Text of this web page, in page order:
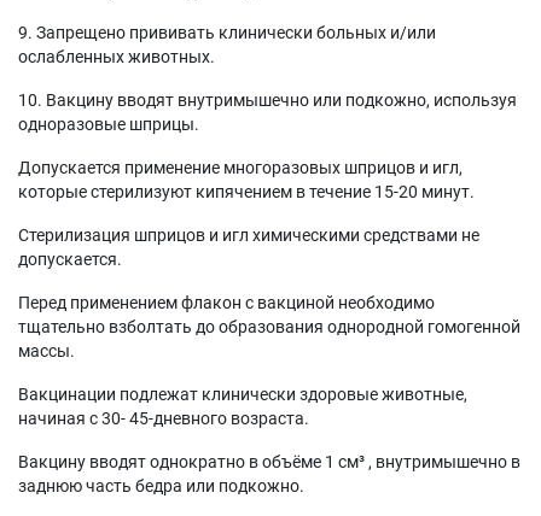
9. Запрещено прививать клинически больных и/или
ослабленных животных.
10. Вакцину вводят внутримышечно или подкожно, используя
одноразовые шприцы.
Допускается применение многоразовых шприцов и игл,
которые стерилизуют кипячением в течение 15-20 минут.
Стерилизация шприцов и игл химическими средствами не
допускается.
Перед применением флакон с вакциной необходимо
тщательно взболтать до образования однородной гомогенной
массы.
Вакцинации подлежат клинически здоровые животные,
начиная с 30- 45-дневного возраста.
Вакцину вводят однократно в объёме 1 см³ , внутримышечно в
заднюю часть бедра или подкожно.